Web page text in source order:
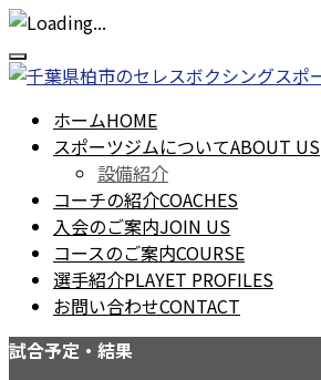
ホームHOME
スポーツジムについてABOUT US
設備紹介
コーチの紹介COACHES
入会のご案内JOIN US
コースのご案内COURSE
選手紹介PLAYET PROFILES
お問い合わせCONTACT
試合予定・結果